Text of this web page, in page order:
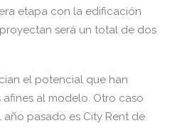
etapa con la edificación
será un total de dos
el potencial que han
al modelo. Otro caso
pasado es City Rent de